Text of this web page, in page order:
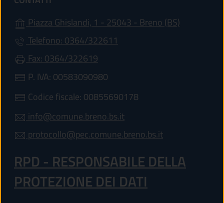
Piazza Ghislandi, 1 - 25043 - Breno (BS)
Telefono: 0364/322611
Fax: 0364/322619
P. IVA: 00583090980
Codice fiscale: 00855690178
info@comune.breno.bs.it
protocollo@pec.comune.breno.bs.it
RPD - RESPONSABILE DELLA
PROTEZIONE DEI DATI